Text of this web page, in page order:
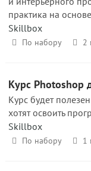
практика на
Skillbox
По набору 2
Курс Photoshop
Курс будет
хотят освоить
Skillbox
По набору 1